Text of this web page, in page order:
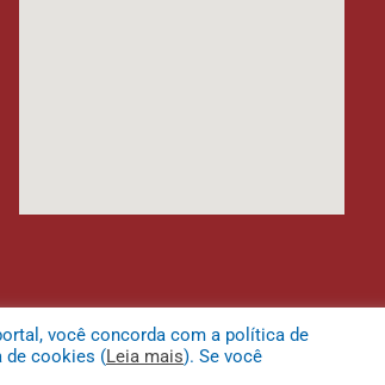
você concorda com a política de
de cookies (Leia mais). Se você